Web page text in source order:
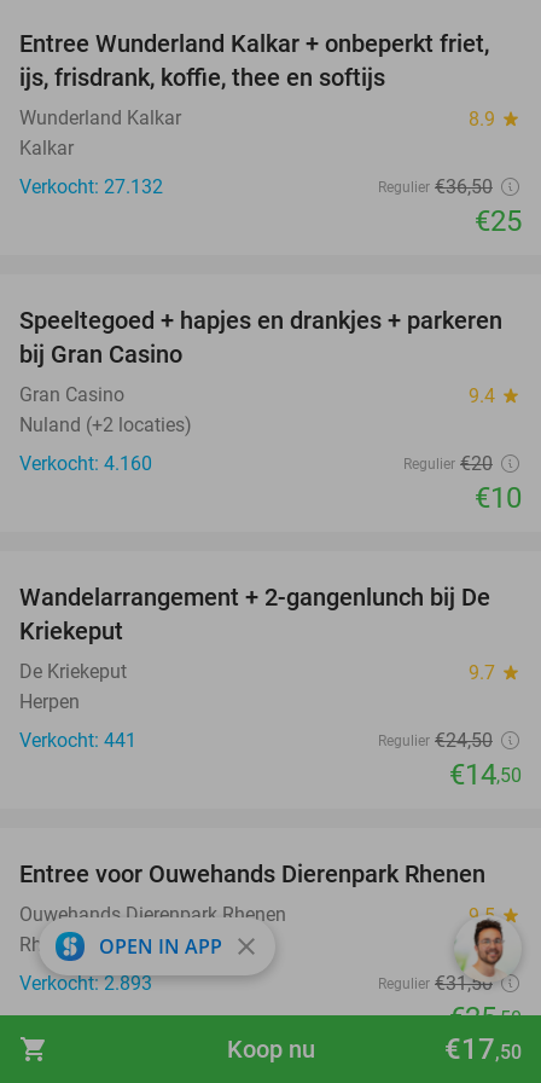
shopping_cart €17,50
Koop nu
32%
Entree Wunderland Kalkar + onbeperkt friet,
ijs, frisdrank, koffie, thee en softijs
Wunderland Kalkar 8.9 star
Kalkar
Verkocht: 27.132
Regulier €36,50
€25
50%
Speeltegoed + hapjes en drankjes + parkeren
bij Gran Casino
Gran Casino 9.4 star
Nuland (+2 locaties)
Verkocht: 4.160
Regulier €20
€10
41%
Wandelarrangement + 2-gangenlunch bij De
Kriekeput
De Kriekeput 9.7 star
Herpen
Verkocht: 441
Regulier €24,50
€14,50
19%
Entree voor Ouwehands Dierenpark Rhenen
Ouwehands Dierenpark Rhenen 9.5 star
Rhenen
Verkocht: 2.893
Regulier €31,50
€25,50
favorite_border
OPEN IN APP close